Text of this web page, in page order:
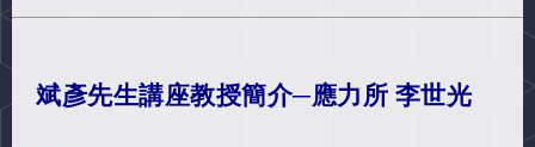
斌彥先生講座教授簡介─應力所 李世光